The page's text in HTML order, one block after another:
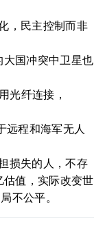
，民主控制而非
大国冲突中卫星也
光纤连接，
远程和海军无人
损失的人，不存
估值，实际改变世
不公平。